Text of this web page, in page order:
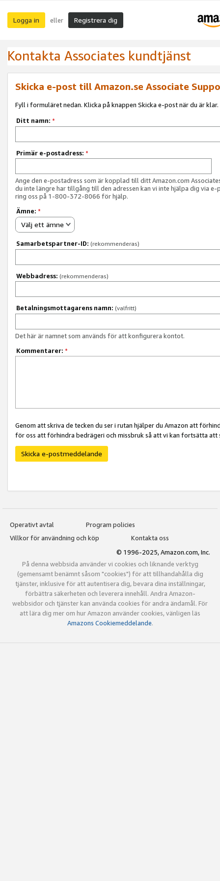
Logga in eller Registrera dig
Kontakta Associates kundtjänst
Skicka e-post till Amazon.se Associate
Fyll i formuläret nedan. Klicka på knappen Skicka e-post när du är klar.
Ditt namn: *
Primär e-postadress: *
Ange den e-postadress som är kopplad till ditt Amazon.com
du inte längre har tillgång till den adressen kan vi inte hjälpa dig via e-
ring oss på 1-800-372-8066 för hjälp.
Ämne: *
Välj ett ämne
Samarbetspartner-ID: (rekommenderas)
Webbadress: (rekommenderas)
Betalningsmottagarens namn: (valfritt)
Det här är namnet som används för att konfigurera kontot.
Kommentarer: *
Genom att skriva de tecken du ser i rutan hjälper du Amazon att
för oss att förhindra bedrägeri och missbruk så att vi kan fortsätta
Skicka e-postmeddelande
Operativt avtal
Program policies
Villkor för användning och köp
Kontakta oss
© 1996-2025, Amazon.com, Inc.
På denna webbsida använder vi cookies och liknande verktyg
(gemensamt benämnt såsom "cookies") för att tillhandahålla dig
tjänster, inklusive för att autentisera dig, bevara dina inställningar,
förbättra säkerheten och leverera innehåll. Andra Amazon-
webbsidor och tjänster kan använda cookies för andra ändamål. För
att lära dig mer om hur Amazon använder cookies, vänligen läs
Amazons Cookiemeddelande.